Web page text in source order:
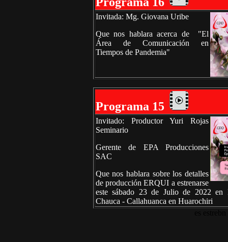
Invitada: Mg. Giovana Uribe
Que nos hablara acerca de "El
Área de Comunicación en
Tiempos de Pandemia"
Programa 15
Invitado: Productor Yuri Rojas
Seminario
Gerente de EPA Producciones
SAC
Que nos hablara sobre los detalles
de producción ERQUI a estrenarse
este sábado 23 de Julio de 2022 en
Chauca - Callahuanca en Huarochiri